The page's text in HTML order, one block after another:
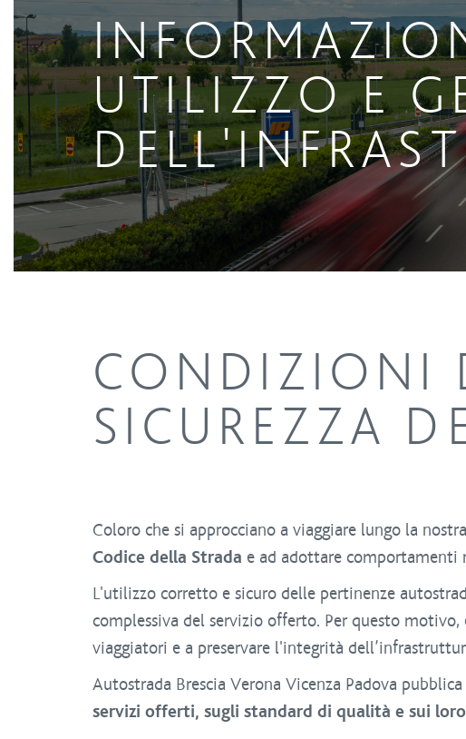
UTILIZZO E
CONDIZIONI
SICUREZZA
Coloro che si approcciano a viaggiare lungo la
Codice della Strada e ad adottare comportamenti
L'utilizzo corretto e sicuro delle pertinenze
complessiva del servizio offerto. Per questo
viaggiatori e a preservare l'integrità
Autostrada Brescia Verona Vicenza Padova
servizi offerti, sugli standard di qualità e sui